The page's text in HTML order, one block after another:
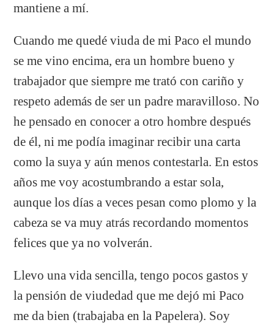
mantiene a mí.
Cuando me quedé viuda de mi Paco el mundo
se me vino encima, era un hombre bueno y
trabajador que siempre me trató con cariño y
respeto además de ser un padre maravilloso. No
he pensado en conocer a otro hombre después
de él, ni me podía imaginar recibir una carta
como la suya y aún menos contestarla. En estos
años me voy acostumbrando a estar sola,
aunque los días a veces pesan como plomo y la
cabeza se va muy atrás recordando momentos
felices que ya no volverán.
Llevo una vida sencilla, tengo pocos gastos y
la pensión de viudedad que me dejó mi Paco
me da bien (trabajaba en la Papelera). Soy